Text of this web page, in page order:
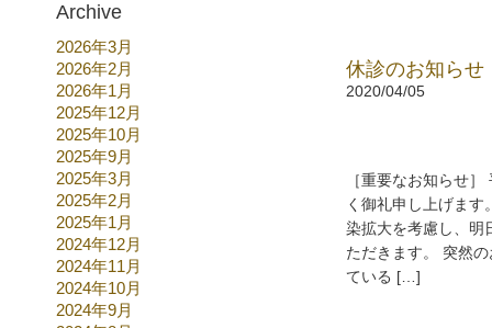
Archive
2026年3月
2026年2月
2026年1月
2025年12月
2025年10月
2025年9月
2025年3月
2025年2月
2025年1月
2024年12月
2024年11月
2024年10月
2024年9月
休診のお知らせ
2020/04/05
［重要なお知らせ
く御礼申し上げま
染拡大を考慮し、明
ただきます。 突然
ている […]